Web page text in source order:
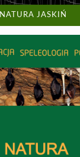
NATURA JASKIŃ